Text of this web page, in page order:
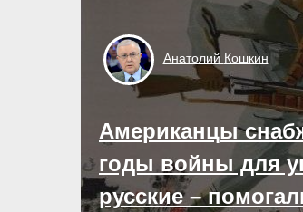
Анатолий Кошкин
Американцы
годы войны для
русские –